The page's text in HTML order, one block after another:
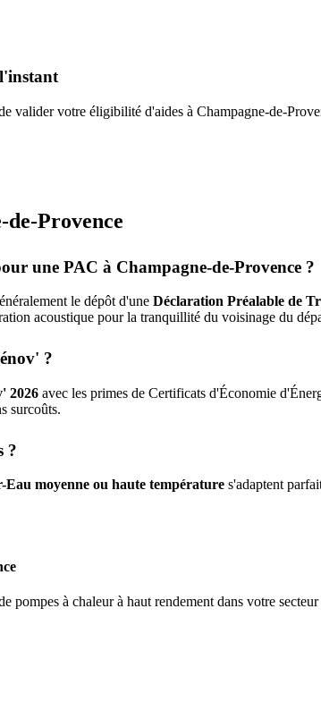
valider votre éligibilité d'aides à Champagne-de-
de-Provence
une PAC à Champagne-de-Provence ?
le dépôt d'une Déclaration Préalable de
acoustique pour la tranquillité du voisinage du
?
2026 avec les primes de Certificats d'Économie
surcoûts.
?
Eau moyenne ou haute température s'adaptent
pompes à chaleur à haut rendement dans votre secteur